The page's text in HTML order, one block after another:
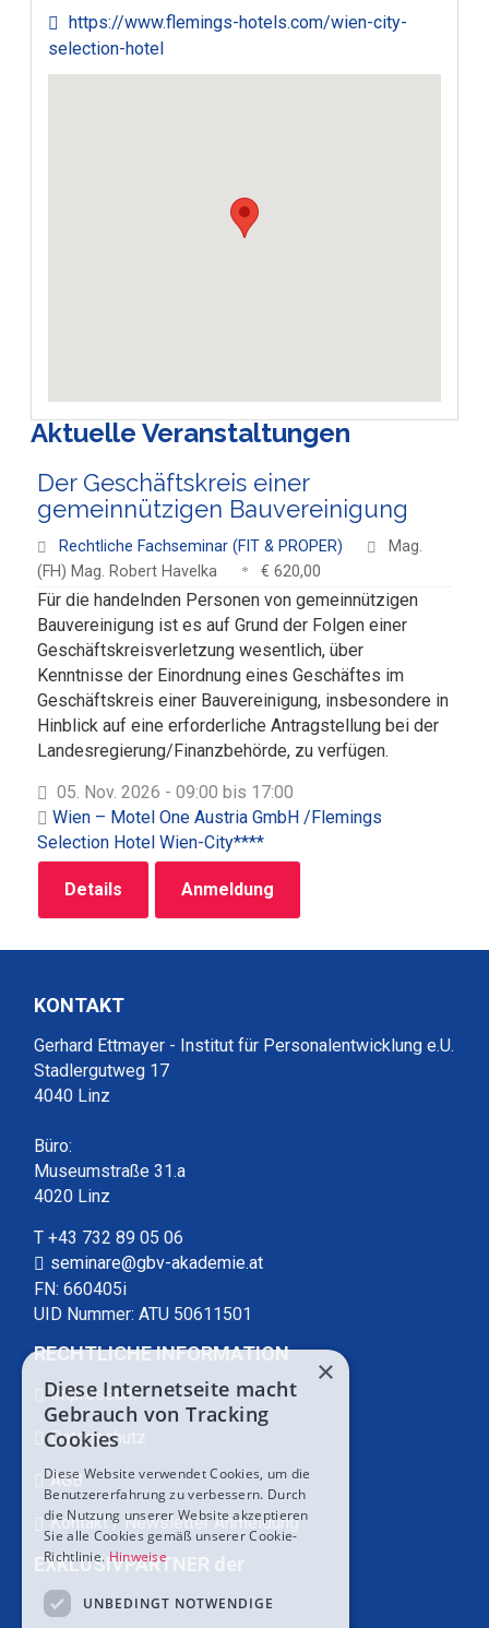
https://www.flemings-hotels.com/wien-city-
selection-hotel
Aktuelle Veranstaltungen
Der Geschäftskreis einer
gemeinnützigen Bauvereinigung
Rechtliche Fachseminar (FIT & PROPER)
Mag.
(FH) Mag. Robert Havelka
€ 620,00
Für die handelnden Personen von gemeinnützigen
Bauvereinigung ist es auf Grund der Folgen einer
Geschäftskreisverletzung wesentlich, über
Kenntnisse der Einordnung eines Geschäftes im
Geschäftskreis einer Bauvereinigung, insbesondere in
Hinblick auf eine erforderliche Antragstellung bei der
Landesregierung/Finanzbehörde, zu verfügen.
05. Nov. 2026 - 09:00 bis 17:00
Wien – Motel One Austria GmbH /Flemings
Selection Hotel Wien-City****
Details Anmeldung
KONTAKT
Gerhard Ettmayer - Institut für Personalentwicklung e.U.
Stadlergutweg 17
4040 Linz
Büro:
Museumstraße 31.a
4020 Linz
T +43 732 89 05 06
seminare@gbv-akademie.at
FN: 660405i
UID Nummer: ATU 50611501
RECHTLICHE INFORMATION
Impressum
Datenschutz
AGB
Kontakt / Newsletter Anmeldung
EXKLUSIVPARTNER der
×
Diese Internetseite macht
Gebrauch von Tracking
Cookies
Diese Website verwendet Cookies, um die
Benutzererfahrung zu verbessern. Durch
die Nutzung unserer Website akzeptieren
Sie alle Cookies gemäß unserer Cookie-
Richtlinie.Hinweise
UNBEDINGT NOTWENDIGE